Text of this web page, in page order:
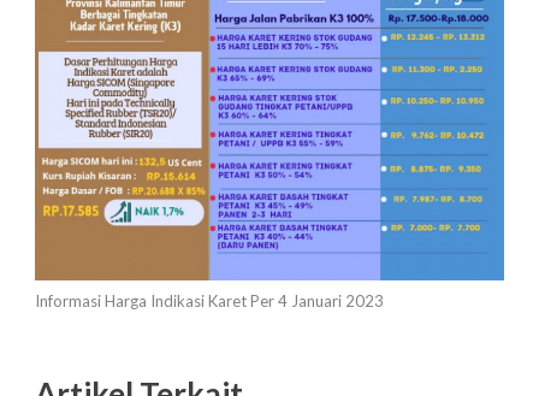
Informasi Harga Indikasi Karet Per 4 Januari 2023